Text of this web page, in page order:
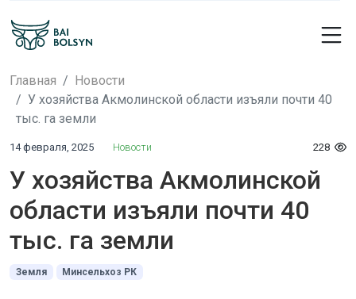
Главная
Новости
У хозяйства Акмолинской области изъяли почти 40
тыс. га земли
14 февраля, 2025 Новости 228
У хозяйства Акмолинской
области изъяли почти 40
тыс. га земли
Земля Минсельхоз РК